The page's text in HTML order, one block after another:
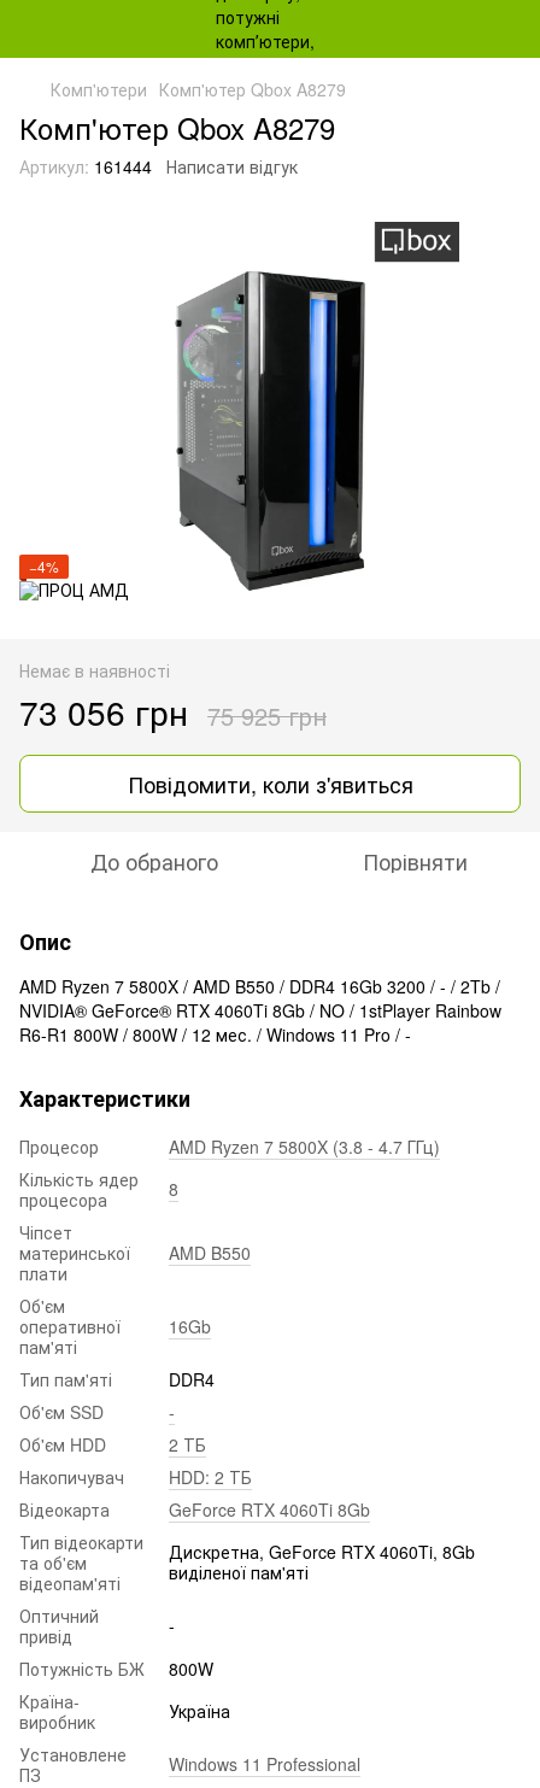
Комп'ютери Комп'ютер Qbox A8279
Комп'ютер Qbox A8279
Артикул: 161444 Написати відгук
−4%
Немає в наявності
73 056 грн 75 925 грн
Повідомити, коли з'явиться
До обраного Порівняти
Опис
AMD Ryzen 7 5800X / AMD B550 / DDR4 16Gb 3200 / - / 2Tb /
NVIDIA® GeForce® RTX 4060Ti 8Gb / NO / 1stPlayer Rainbow
R6-R1 800W / 800W / 12 мес. / Windows 11 Pro / -
Характеристики
Процесор
AMD Ryzen 7 5800X (3.8 - 4.7 ГГц)
Кількість ядер
процесора
8
Чіпсет
материнської
плати
AMD B550
Об'єм
оперативної
пам'яті
16Gb
Тип пам'яті
DDR4
Об'єм SSD
-
Об'єм HDD
2 ТБ
Накопичувач
HDD: 2 ТБ
Відеокарта
GeForce RTX 4060Ti 8Gb
Тип відеокарти
та об'єм
відеопам'яті
Дискретна, GeForce RTX 4060Ti, 8Gb
виділеної пам'яті
Оптичний
привід
-
Потужність БЖ
800W
Країна-
виробник
Україна
Установлене
ПЗ
Windows 11 Professional